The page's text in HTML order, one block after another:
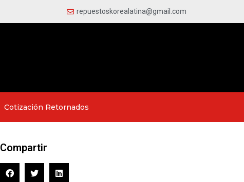
repuestoskorealatina@gmail.com
Cotización Retornados
Compartir